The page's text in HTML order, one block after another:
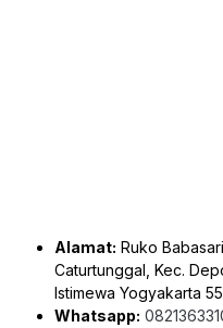
Alamat: Ruko
Caturtunggal, Kec.
Istimewa Yogyakarta
Whatsapp: